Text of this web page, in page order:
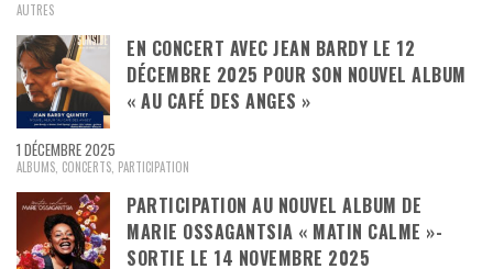
AUTRES
EN CONCERT AVEC JEAN BARDY LE 12
DÉCEMBRE 2025 POUR SON NOUVEL ALBUM
« AU CAFÉ DES ANGES »
1 DÉCEMBRE 2025
ALBUMS CONCERTS PARTICIPATION
PARTICIPATION AU NOUVEL ALBUM DE
MARIE OSSAGANTSIA « MATIN CALME »-
SORTIE LE 14 NOVEMBRE 2025